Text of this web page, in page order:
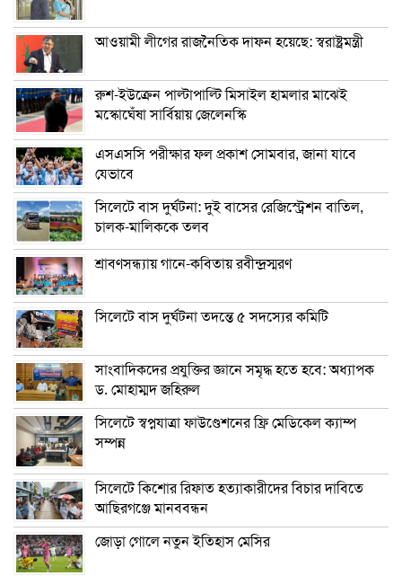
আওয়ামী লীগের রাজনৈতিক দাফন হয়েছে: স্বরাষ্ট্রমন্ত্রী
রুশ-ইউক্রেন পাল্টাপাল্টি মিসাইল হামলার মাঝেই
মস্কোঘেঁষা সার্বিয়ায় জেলেনস্কি
এসএসসি পরীক্ষার ফল প্রকাশ সোমবার, জানা যাবে
যেভাবে
সিলেটে বাস দুর্ঘটনা: দুই বাসের রেজিস্ট্রেশন বাতিল,
চালক-মালিককে তলব
শ্রাবণসন্ধ্যায় গানে-কবিতায় রবীন্দ্রস্মরণ
সিলেটে বাস দুর্ঘটনা তদন্তে ৫ সদস্যের কমিটি
সাংবাদিকদের প্রযুক্তির জ্ঞানে সমৃদ্ধ হতে হবে: অধ্যাপক
ড. মোহাম্মদ জহিরুল
সিলেটে স্বপ্নযাত্রা ফাউণ্ডেশনের ফ্রি মেডিকেল ক্যাম্প
সম্পন্ন
সিলেটে কিশোর রিফাত হত্যাকারীদের বিচার দাবিতে
আছিরগঞ্জে মানববন্ধন
জোড়া গোলে নতুন ইতিহাস মেসির